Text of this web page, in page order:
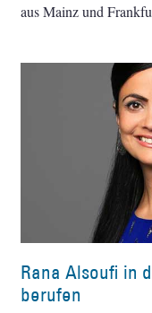
aus Mainz und
Rana Alsoufi in
berufen